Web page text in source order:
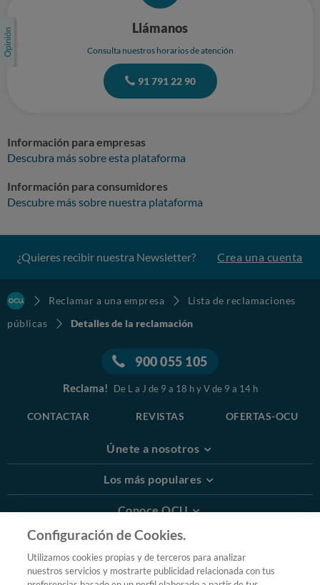
Llámanos
Consulta nuestros horarios de atención
91 791 22 90
Información para empresas
Descubra más sobre esta plataforma
Información para consumidores
Descubre más sobre nuestra plataforma
¿Quieres recibir nuestra Newsletter? Crea una cuenta
Reclamar a una empresa
Lista de reclamaciones
públicas
Detalles de la reclamación
900 055 105
Reclama! De L a J de 9 a 18 h y V de 9 a 14 h
CONTACTAR REVISTAS OFERTAS-OCU
Únete a nosotros
Los más populares
Conoce OCU
Más Información
© 2026 OCU
Configuración de Cookies.
Utilizamos cookies propias y de terceros para analizar
nuestros servicios y mostrarte publicidad relacionada con tus